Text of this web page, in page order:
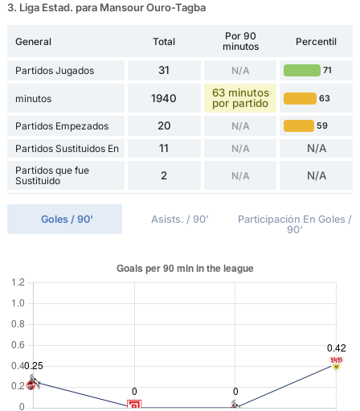
3. Liga Estad. para Mansour Ouro-Tagba
General Total
Por 90
minutos
Percentil
Partidos Jugados 31 N/A 71
minutos 1940
63 minutos
por partido
63
Partidos Empezados 20 N/A 59
Partidos Sustituidos En 11 N/A N/A
Partidos que fue
Sustituido
2 N/A N/A
Goles / 90' Asists. / 90'
Participación En Goles /
90'